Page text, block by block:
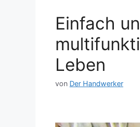
Einfach
Leben
von Der Handwerker